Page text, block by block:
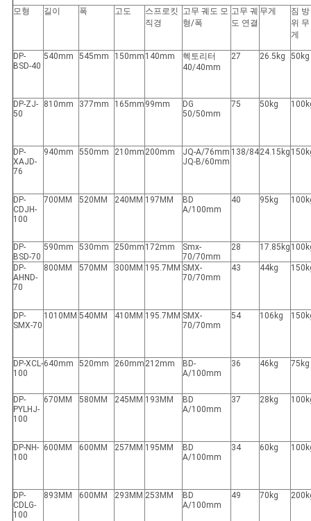
모형
길이 폭 고도
스프로킷
직경
고무 궤도 모
형/폭
고무 궤
도 연결
무게
짐 방
위 무
게
DP-
BSD-40
540mm 545mm 150mm 140mm
헥토리터
40/40mm
27 26.5kg 50kg
DP-ZJ-
50
810mm 377mm 165mm 99mm
DG
50/50mm
75 50kg
DP-
XAJD-
76
940mm 550mm 210mm 200mm
JQ-A/76mm
JQ-B/60mm
138/8424.15kg
DP-
CDJH-
100
700MM 520MM 240MM 197MM
BD
A/100mm
40 95kg
DP-
BSD-70
590mm 530mm 250mm 172mm
Smx-
70/70mm
28 17.85kg
DP-
AHND-
70
800MM 570MM 300MM 195.7MM SMX-
70/70mm
43 44kg
DP-
SMX-70
1010MM 540MM 410MM 195.7MM SMX-
70/70mm
54 106kg
DP-XCL-
100
640mm 520mm 260mm 212mm
BD-
A/100mm
36 46kg 75kg
DP-
PYLHJ-
100
670MM 580MM 245MM 193MM
BD
A/100mm
37 28kg
DP-NH-
100
600MM 600MM 257MM 195MM
BD
A/100mm
34 60kg
DP-
CDLG-
100
893MM 600MM 293MM 253MM
BD
A/100mm
49 70kg